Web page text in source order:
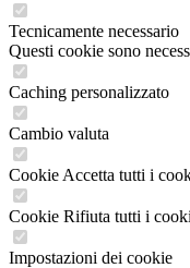
Tecnicamente necessario
Questi cookie sono
Caching personalizzato
Cambio valuta
Cookie Accetta tutti i
Cookie Rifiuta tutti i
Impostazioni dei cookie